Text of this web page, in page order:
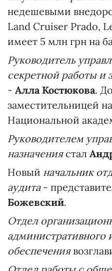
недешевыми
Land Cruiser Prado,
имеет 5 млн грн на
Руководитель
секретной работы
- Алла Костюкова.
заместительницей
Национальной
Руководителем
назначениястал
Новый начальник
аудита-
Божевский.
Отдел
административного
обеспечения